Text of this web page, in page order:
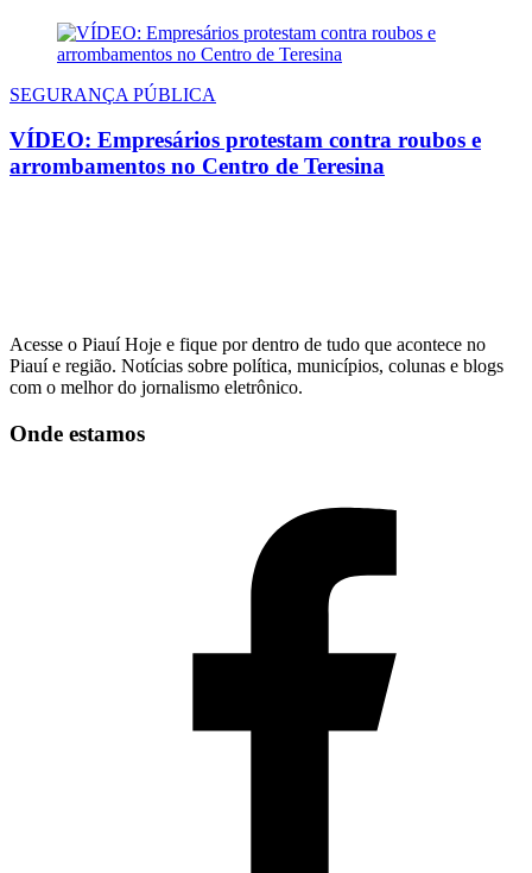
SEGURANÇA PÚBLICA
VÍDEO: Empresários protestam contra roubos e
arrombamentos no Centro de Teresina
Acesse o Piauí Hoje e fique por dentro de tudo que acontece no
Piauí e região. Notícias sobre política, municípios, colunas e blogs
com o melhor do jornalismo eletrônico.
Onde estamos